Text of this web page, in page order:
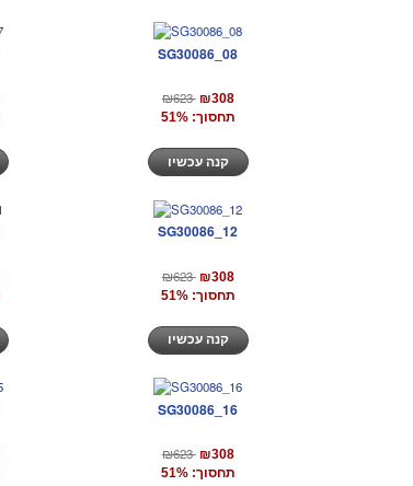
SG30086_08
₪623 ₪308
תחסוך: 51%
קנה עכשיו
SG30086_12
₪623 ₪308
תחסוך: 51%
קנה עכשיו
SG30086_16
₪623 ₪308
תחסוך: 51%